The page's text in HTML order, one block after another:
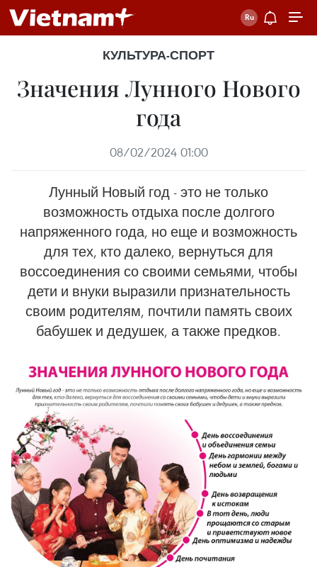
КУЛЬТУРА-СПОРТ
Значения Лунного Нового
года
08/02/2024 01:00
Лунный Новый год - это не только
возможность отдыха после долгого
напряженного года, но еще и возможность
для тех, кто далеко, вернуться для
воссоединения со своими семьями, чтобы
дети и внуки выразили признательность
своим родителям, почтили память своих
бабушек и дедушек, а также предков.